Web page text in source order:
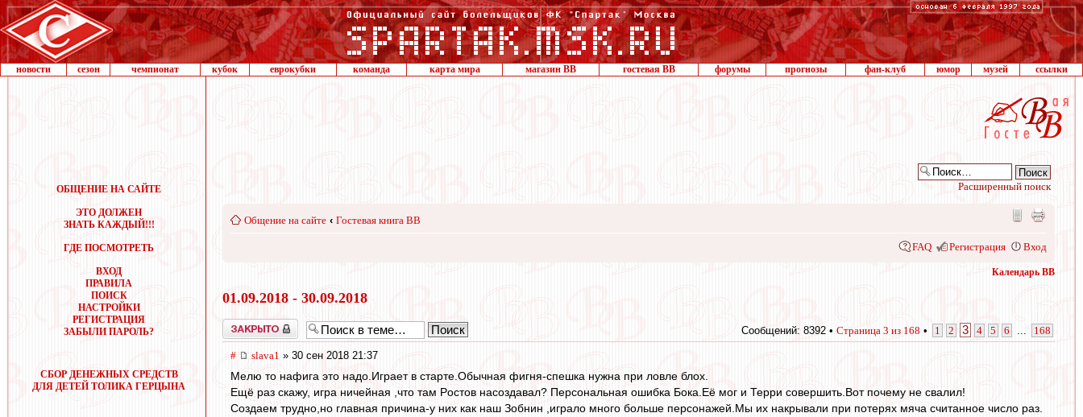
новости сезон чемпионат кубок еврокубки команда карта мира магазин ВВ гостевая ВВ форумы прогнозы фан-клуб юмор музей ссылки
ОБЩЕНИЕ НА САЙТЕ
ЭТО ДОЛЖЕН
ЗНАТЬ КАЖДЫЙ!!!
ГДЕ ПОСМОТРЕТЬ
ВХОД
ПРАВИЛА
ПОИСК
НАСТРОЙКИ
РЕГИСТРАЦИЯ
ЗАБЫЛИ ПАРОЛЬ?
СБОР ДЕНЕЖНЫХ СРЕДСТВ
ДЛЯ ДЕТЕЙ ТОЛИКА ГЕРЦЫНА
Расширенный поиск
Общение на сайте ‹ Гостевая книга ВВ
FAQ Регистрация Вход
Календарь ВВ
01.09.2018 - 30.09.2018
Закрыто Сообщений: 8392 • Страница 3 из 168 • 1 2 3 4 5 6 168
# slava1 » 30 сен 2018 21:37
Мелю то нафига это надо.Играет в старте.Обычная фигня-спешка нужна при ловле блох.
Ещё раз скажу, игра ничейная ,что там Рoстов насоздaвал? Персональная ошибка Бока.Её мог и Терри совершить.Вот почему не свалил!
Cоздаем трудно,но главная причина-у них как наш Зобнин ,играло много больше персонажей.Мы их накрывали при потерях мяча считанное число раз.